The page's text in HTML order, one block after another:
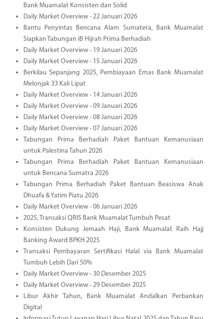
Bank Muamalat Konsisten dan Solid
Daily Market Overview - 22 Januari 2026
Bantu Penyintas Bencana Alam Sumatera, Bank Muamalat
Siapkan Tabungan iB Hijrah Prima Berhadiah
Daily Market Overview - 19 Januari 2026
Daily Market Overview - 15 Januari 2026
Berkilau Sepanjang 2025, Pembiayaan Emas Bank Muamalat
Melonjak 33 Kali Lipat
Daily Market Overview - 14 Januari 2026
Daily Market Overview - 09 Januari 2026
Daily Market Overview - 08 Januari 2026
Daily Market Overview - 07 Januari 2026
Tabungan Prima Berhadiah Paket Bantuan Kemanusiaan
untuk Palestina Tahun 2026
Tabungan Prima Berhadiah Paket Bantuan Kemanusiaan
untuk Bencana Sumatra 2026
Tabungan Prima Berhadiah Paket Bantuan Beasiswa Anak
Dhuafa & Yatim Piatu 2026
Daily Market Overview - 06 Januari 2026
2025, Transaksi QRIS Bank Muamalat Tumbuh Pesat
Konsisten Dukung Jemaah Haji, Bank Muamalat Raih Hajj
Banking Award BPKH 2025
Transaksi Pembayaran Sertifikasi Halal via Bank Muamalat
Tumbuh Lebih Dari 50%
Daily Market Overview - 30 Desember 2025
Daily Market Overview - 29 Desember 2025
Libur Akhir Tahun, Bank Muamalat Andalkan Perbankan
Digital